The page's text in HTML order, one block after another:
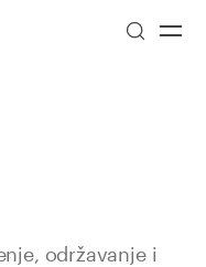
održavanje i